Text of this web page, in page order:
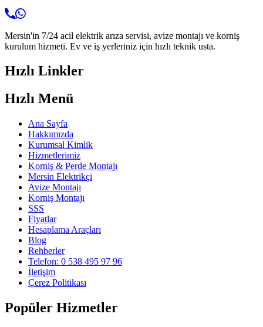
Mersin'in 7/24 acil elektrik arıza servisi, avize montajı ve korniş
kurulum hizmeti. Ev ve iş yerleriniz için hızlı teknik usta.
Hızlı Linkler
Hızlı Menü
Ana Sayfa
Hakkımızda
Kurumsal Kimlik
Hizmetlerimiz
Korniş & Perde Montajı
Mersin Elektrikçi
Avize Montajı
Korniş Montajı
SSS
Fiyatlar
Hesaplama Araçları
Blog
Rehberler
Telefon: 0 538 495 97 96
İletişim
Çerez Politikası
Popüler Hizmetler